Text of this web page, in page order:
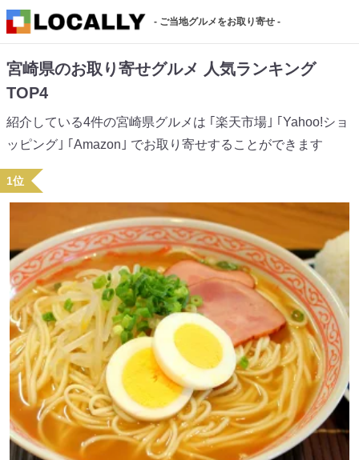
- ご当地グルメをお取り寄せ -
宮崎県のお取り寄せグルメ 人気ランキング
TOP4
紹介している4件の宮崎県グルメは ｢楽天市場｣ ｢Yahoo!ショ
ッピング｣ ｢Amazon｣ でお取り寄せすることができます
1位